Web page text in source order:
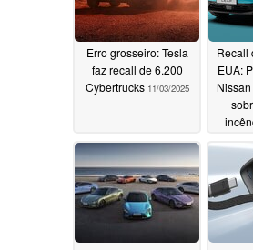
Erro grosseiro: Tesla
faz recall de 6.200
Cybertrucks 11/03/2025
Recall
EUA:
caos